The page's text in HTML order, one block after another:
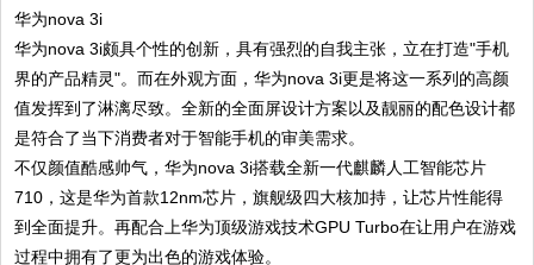
华为nova 3i
华为nova 3i颇具个性的创新，具有强烈的自我主张，立在打造"手机
界的产品精灵"。而在外观方面，华为nova 3i更是将这一系列的高颜
值发挥到了淋漓尽致。全新的全面屏设计方案以及靓丽的配色设计都
是符合了当下消费者对于智能手机的审美需求。
不仅颜值酷感帅气，华为nova 3i搭载全新一代麒麟人工智能芯片
710，这是华为首款12nm芯片，旗舰级四大核加持，让芯片性能得
到全面提升。再配合上华为顶级游戏技术GPU Turbo在让用户在游戏
过程中拥有了更为出色的游戏体验。